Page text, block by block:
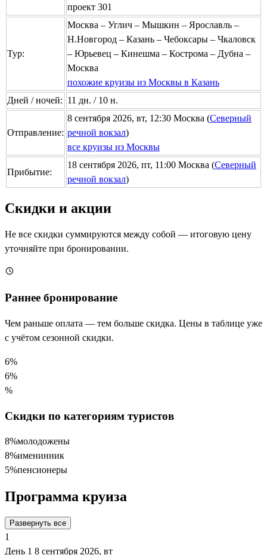
проект 301
Тур:
Москва – Углич – Мышкин – Ярославль –
Н.Новгород – Казань – Чебоксары – Чкаловск
– Юрьевец – Кинешма – Кострома – Дубна –
Москва
похожие круизы из Москвы в Казань
Дней / ночей: 11 дн. / 10 н.
Отправление:
8 сентября 2026, вт, 12:30 Москва (Северный
речной вокзал)
все круизы из Москвы
Прибытие:
18 сентября 2026, пт, 11:00 Москва (Северный
речной вокзал)
Скидки и акции
Не все скидки суммируются между собой — итоговую цену
уточняйте при бронировании.
Раннее бронирование
Чем раньше оплата — тем больше скидка. Цены в таблице уже
с учётом сезонной скидки.
6%
6%
%
Скидки по категориям туристов
8%молодожены
8%именинник
5%пенсионеры
Программа круиза
Развернуть все
1
День 1 8 сентября 2026, вт